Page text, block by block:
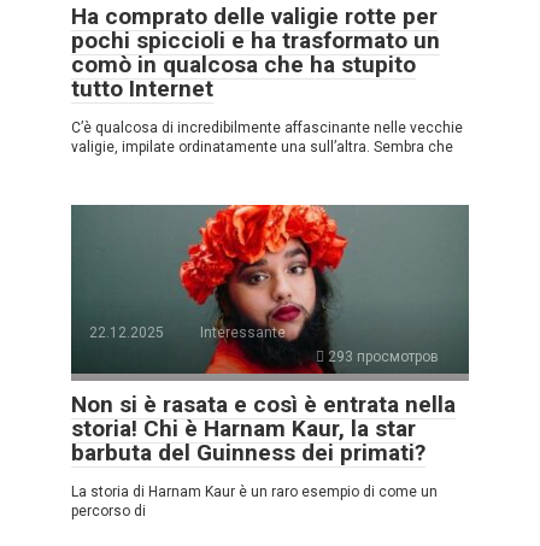
Ha comprato delle valigie rotte per
pochi spiccioli e ha trasformato un
comò in qualcosa che ha stupito
tutto Internet
C’è qualcosa di incredibilmente affascinante nelle vecchie
valigie, impilate ordinatamente una sull’altra. Sembra che
22.12.2025
Interessante
293 просмотров
Non si è rasata e così è entrata nella
storia! Chi è Harnam Kaur, la star
barbuta del Guinness dei primati?
La storia di Harnam Kaur è un raro esempio di come un
percorso di